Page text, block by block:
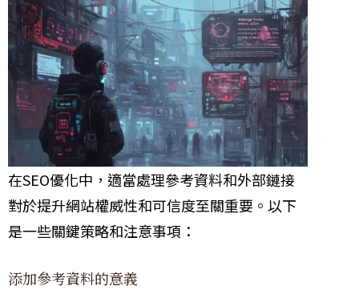
在SEO優化中，適當處理參考資料和外部鏈接
對於提升網站權威性和可信度至關重要。以下
是一些關鍵策略和注意事項：
添加參考資料的意義